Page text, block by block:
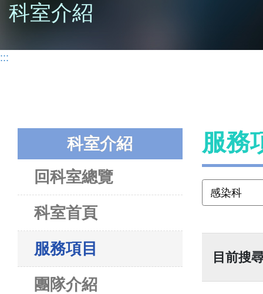
科室介紹
:::
科室介紹
回科室總覽
科室首頁
服務項目
團隊介紹
服務
目前搜